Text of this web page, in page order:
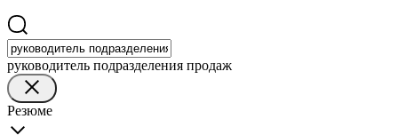
руководитель подразделения продаж
Резюме